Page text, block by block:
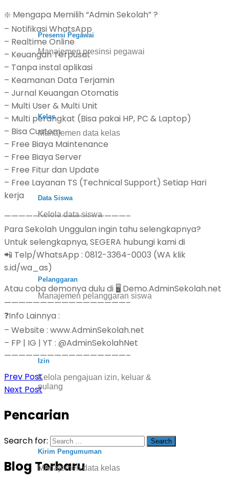
Presensi Pegawai
Manajemen presinsi pegawai
Kelas
Manajemen data kelas
Data Siswa
Kelola data siswa
Pelanggaran
Manajemen pelanggaran siswa
Izin
Kelola pengajuan izin, keluar &
pulang
Kirim Pengumuman
Manajemen data kelas
❇️ Mengapa Memilih “Admin Sekolah” ?
– Notifikasi WhatsApp
– Realtime Online
– Keuangan Terpusat
– Tanpa instal aplikasi
– Keamanan Data Terjamin
– Jurnal Keuangan Otomatis
– Multi User & Multi Unit
– Multi perangkat (Bisa pakai HP, PC & Laptop)
– Bisa Custom
– Free Biaya Maintenance
– Free Biaya Server
– Free Fitur dan Update
– Free Layanan TS (Technical Support) Setiap Hari
kerja
—————————————————–
Para Sekolah Unggulan ingin tahu selengkapnya?
Untuk selengkapnya, SEGERA hubungi kami di
📲 Telp/WhatsApp : 0812-3364-0003 (WA klik
s.id/wa_as)
Atau coba demonya dulu di 🖥️ Demo.AdminSekolah.net
—————————————————–
❓Info Lainnya :
– Website : www.AdminSekolah.net
– FP | IG | YT : @AdminSekolahNet
—————————————————–
Prev Post
Next Post
Pencarian
Search for:
Blog Terbaru